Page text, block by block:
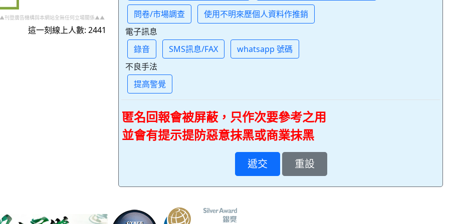
登廣告機構與本網站全無任何立場關係▲▲
這一刻線上人數: 2441
問卷/市場調查
使用不明來歷個人資料作推銷
電子訊息
錄音
SMS訊息/FAX
whatsapp 號碼
不良手法
提高警覺
匿名回報會被屏蔽，只作次要參考之用
並會有提示提防惡意抹黑或商業抹黑